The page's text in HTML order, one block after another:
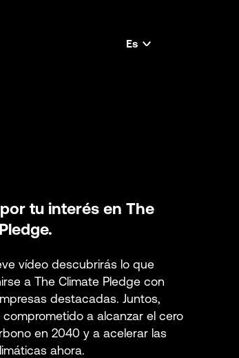
language
Es
tu interés en The
vídeo descubrirás lo que
a The Climate Pledge con
destacadas. Juntos,
comprometido a alcanzar el cero
en 2040 y a acelerar las
ahora.